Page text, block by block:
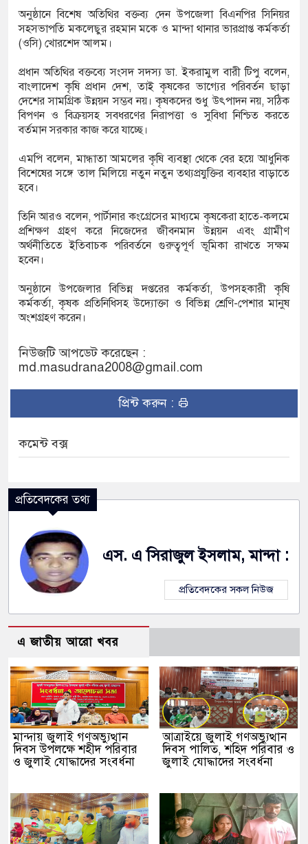
ব্যথিত হয়েছি: ভারপ্রাপ্ত রাষ্ট্রপতি
অনুষ্ঠানে বিশেষ অতিথির বক্তব্য দেন উপজেলা বিএনপির সিনিয়র
সহসভাপতি মকলেছুর রহমান মকে ও মান্দা থানার ভারপ্রাপ্ত কর্মকর্তা
(ওসি) খোরশেদ আলম।
প্রধান অতিথির বক্তব্যে সংসদ সদস্য ডা. ইকরামুল বারী টিপু বলেন,
বাংলাদেশ কৃষি প্রধান দেশ, তাই কৃষকের ভাগ্যের পরিবর্তন ছাড়া
দেশের সামগ্রিক উন্নয়ন সম্ভব নয়। কৃষকদের শুধু উৎপাদন নয়, সঠিক
বিপণন ও বিক্রয়সহ সবধরণের নিরাপত্তা ও সুবিধা নিশ্চিত করতে
বর্তমান সরকার কাজ করে যাচ্ছে।
এমপি বলেন, মান্ধাতা আমলের কৃষি ব্যবস্থা থেকে বের হয়ে আধুনিক
বিশেষের সঙ্গে তাল মিলিয়ে নতুন নতুন তথ্যপ্রযুক্তির ব্যবহার বাড়াতে
হবে।
তিনি আরও বলেন, পার্টানার কংগ্রেসের মাধ্যমে কৃষকেরা হাতে-কলমে
প্রশিক্ষণ গ্রহণ করে নিজেদের জীবনমান উন্নয়ন এবং গ্রামীণ
অর্থনীতিতে ইতিবাচক পরিবর্তনে গুরুত্বপূর্ণ ভূমিকা রাখতে সক্ষম
হবেন।
অনুষ্ঠানে উপজেলার বিভিন্ন দপ্তরের কর্মকর্তা, উপসহকারী কৃষি
কর্মকর্তা, কৃষক প্রতিনিধিসহ উদ্যোক্তা ও বিভিন্ন শ্রেণি-পেশার মানুষ
অংশগ্রহণ করেন।
নিউজটি আপডেট করেছেন :
md.masudrana2008@gmail.com
প্রিন্ট করুন :
কমেন্ট বক্স
প্রতিবেদকের তথ্য
এস. এ সিরাজুল ইসলাম, মান্দা :
প্রতিবেদকের সকল নিউজ
এ জাতীয় আরো খবর
মান্দায় জুলাই গণঅভ্যুত্থান
দিবস উপলক্ষে শহীদ পরিবার
ও জুলাই যোদ্ধাদের সংবর্ধনা
আত্রাইয়ে জুলাই গণঅভ্যুত্থান
দিবস পালিত, শহিদ পরিবার ও
জুলাই যোদ্ধাদের সংবর্ধনা